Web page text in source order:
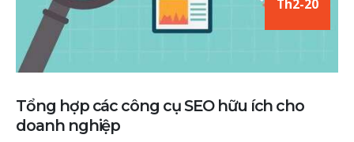
Th2-20
Tổng hợp các công cụ SEO hữu ích cho
doanh nghiệp